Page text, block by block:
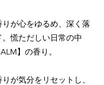
が心をゆるめ、深く落
慌ただしい日常の中
】の香り。
が気分をリセットし、